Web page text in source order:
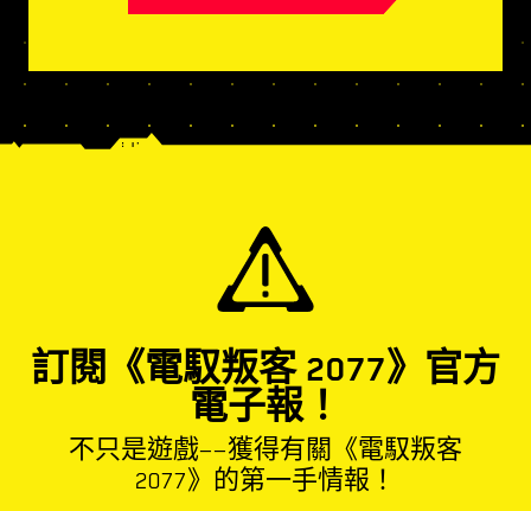
訂閱《電馭叛客 2077》官方
電子報！
不只是遊戲——獲得有關《電馭叛客
2077》的第一手情報！